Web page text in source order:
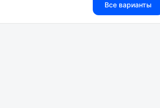
Все варианты